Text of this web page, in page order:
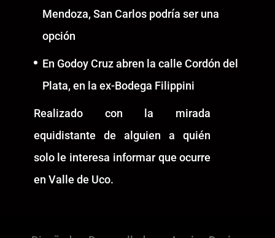
Mendoza, San Carlos podría ser una
opción
En Godoy Cruz abren la calle Cordón del
Plata, en la ex-Bodega Filippini
Realizado con la mirada
equidistante de alguien a quién
solo le interesa informar que ocurre
en Valle de Uco.